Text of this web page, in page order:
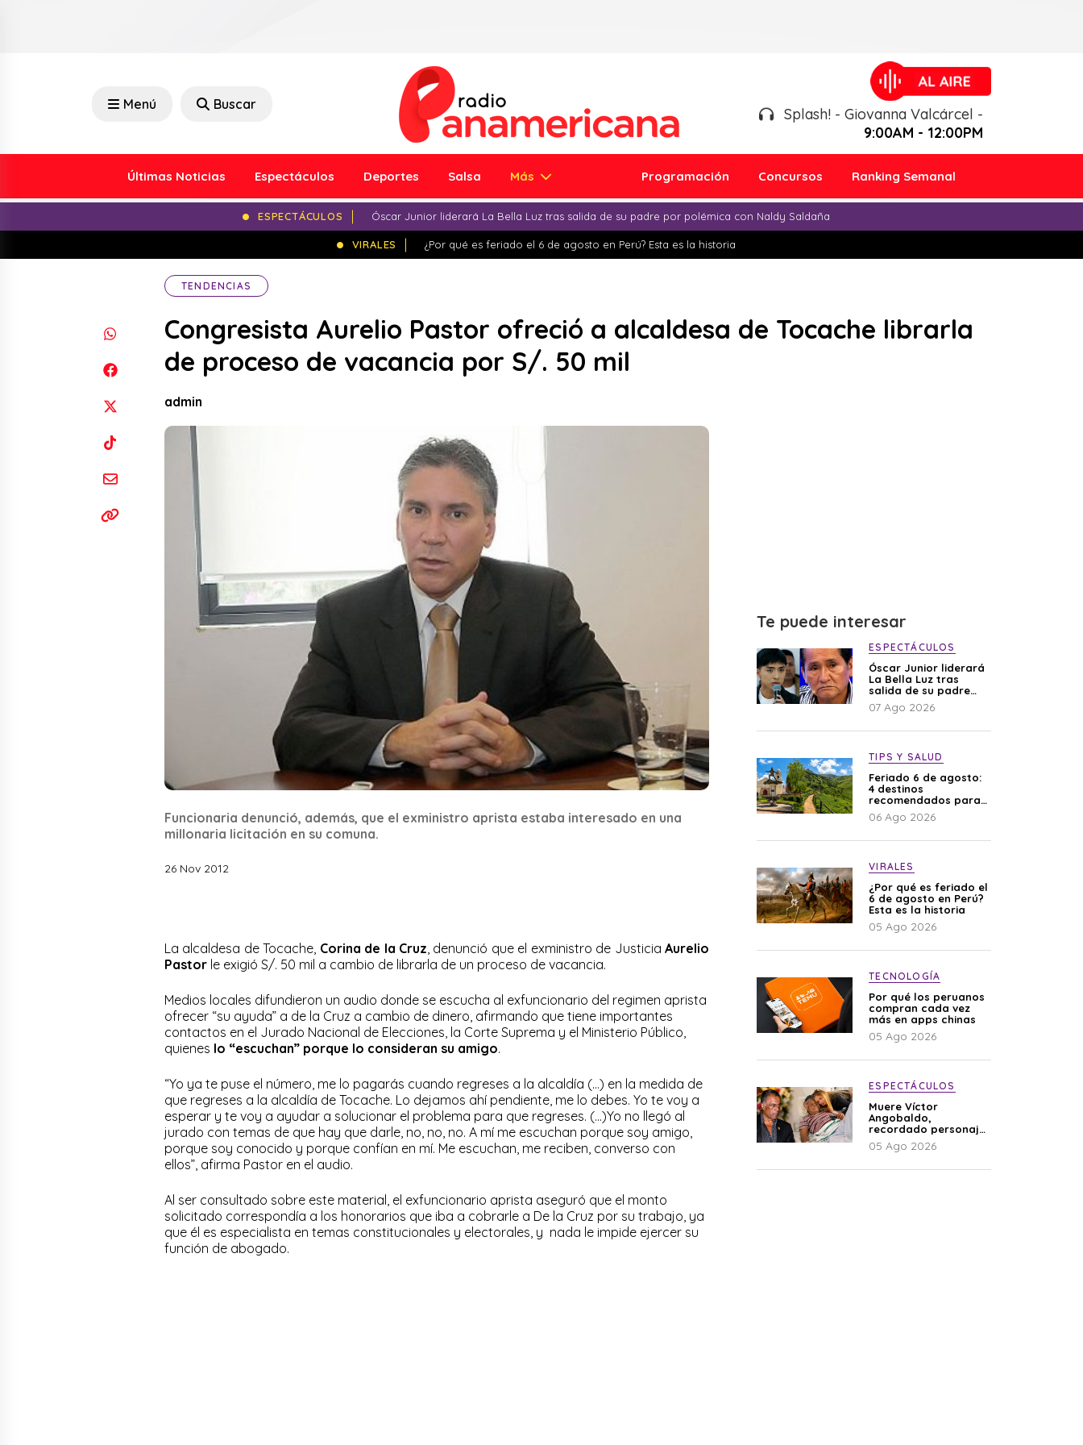
Menú Buscar
Splash! - Giovanna Valcárcel -
9:00AM - 12:00PM
Últimas Noticias Espectáculos Deportes Salsa Más Programación Concursos Ranking Semanal
ESPECTÁCULOS Óscar Junior liderará La Bella Luz tras salida de su padre por polémica con Naldy Saldaña
VIRALES ¿Por qué es feriado el 6 de agosto en Perú? Esta es la historia
TENDENCIAS
Congresista Aurelio Pastor ofreció a alcaldesa de Tocache librarla
de proceso de vacancia por S/. 50 mil
admin
Funcionaria denunció, además, que el exministro aprista estaba interesado en una
millonaria licitación en su comuna.
26 Nov 2012
La alcaldesa de Tocache, Corina de la Cruz , denunció que el exministro de JusticiaAurelio
Pastor le exigió S/. 50 mil a cambio de librarla de un proceso de vacancia.
Medios locales difundieron un audio donde se escucha al exfuncionario del regimen aprista
ofrecer “su ayuda” a de la Cruz a cambio de dinero, afirmando que tiene importantes
contactos en el Jurado Nacional de Elecciones, la Corte Suprema y el Ministerio Público,
quienes lo “escuchan” porque lo consideran su amigo.
“Yo ya te puse el número, me lo pagarás cuando regreses a la alcaldía (…) en la medida de
que regreses a la alcaldía de Tocache. Lo dejamos ahí pendiente, me lo debes. Yo te voy a
esperar y te voy a ayudar a solucionar el problema para que regreses. (…)Yo no llegó al
jurado con temas de que hay que darle, no, no, no. A mí me escuchan porque soy amigo,
porque soy conocido y porque confían en mí. Me escuchan, me reciben, converso con
ellos”, afirma Pastor en el audio.
Al ser consultado sobre este material, el exfuncionario aprista aseguró que el monto
solicitado correspondía a los honorarios que iba a cobrarle a De la Cruz por su trabajo, ya
que él es especialista en temas constitucionales y electorales, y nada le impide ejercer su
función de abogado.
Te puede interesar
ESPECTÁCULOS
Óscar Junior liderará
La Bella Luz tras
salida de su padre
por polémica con
Naldy Saldaña
07 Ago 2026
TIPS Y SALUD
Feriado 6 de agosto:
4 destinos
recomendados para
disfrutar el descanso
06 Ago 2026
VIRALES
¿Por qué es feriado el
6 de agosto en Perú?
Esta es la historia
05 Ago 2026
TECNOLOGÍA
Por qué los peruanos
compran cada vez
más en apps chinas
05 Ago 2026
ESPECTÁCULOS
Muere Víctor
Angobaldo,
recordado personaje
de la farándula y
expareja de Shirley
05 Ago 2026